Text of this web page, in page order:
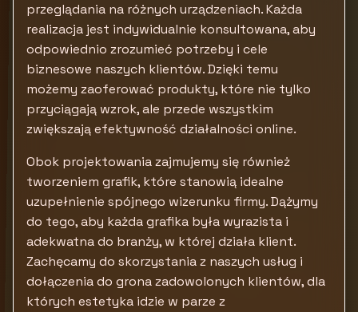
przeglądania na różnych urządzeniach. Każda
realizacja jest indywidualnie konsultowana, aby
odpowiednio zrozumieć potrzeby i cele
biznesowe naszych klientów. Dzięki temu
możemy zaoferować produkty, które nie tylko
przyciągają wzrok, ale przede wszystkim
zwiększają efektywność działalności online.
Obok projektowania zajmujemy się również
tworzeniem grafik, które stanowią idealne
uzupełnienie spójnego wizerunku firmy. Dążymy
do tego, aby każda grafika była wyrazista i
adekwatna do branży, w której działa klient.
Zachęcamy do skorzystania z naszych usług i
dołączenia do grona zadowolonych klientów, dla
których estetyka idzie w parze z